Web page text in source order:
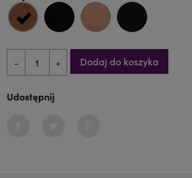
CIELISTA MIĘKKA I
CZARNA MIĘKKA I
CIELISTA
- + Dodaj do koszyka
Udostępnij